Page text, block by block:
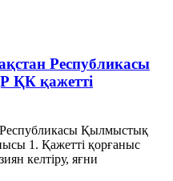
Республикасы
ҚК қажетті
Республикасы Қылмыстық
1. Қажетті қорғаныс
келтіру, яғни